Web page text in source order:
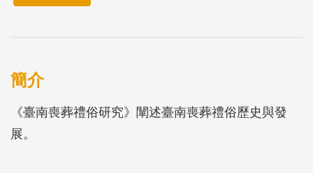
簡介
《臺南喪葬禮俗研究》闡述臺南喪葬禮俗歷史與發
展。